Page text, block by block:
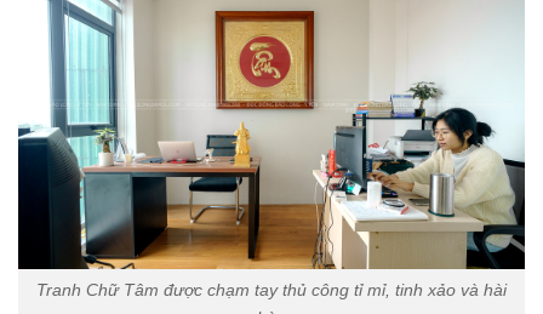
Tranh Chữ Tâm được chạm tay thủ công tỉ mỉ, tinh xảo và hài